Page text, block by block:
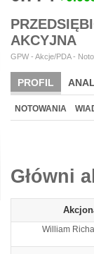
AKCYJNA
GPW - Akcje/PDA -
PROFIL
BR LAB
NOTOWANIA
Główni
William